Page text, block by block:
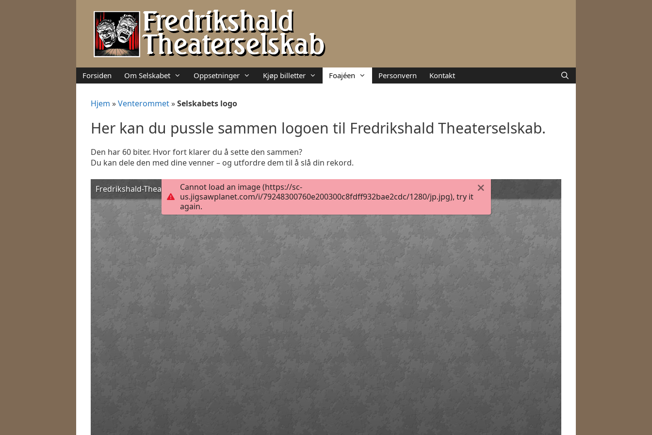
Forsiden Om Selskabet Oppsetninger Kjøp billetter Foajéen Personvern Kontakt
Hjem »Venterommet»Selskabets logo
Her kan du pussle sammen logoen til Fredrikshald Theaterselskab.
Den har 60 biter. Hvor fort klarer du å sette den sammen?
Du kan dele den med dine venner – og utfordre dem til å slå din rekord.